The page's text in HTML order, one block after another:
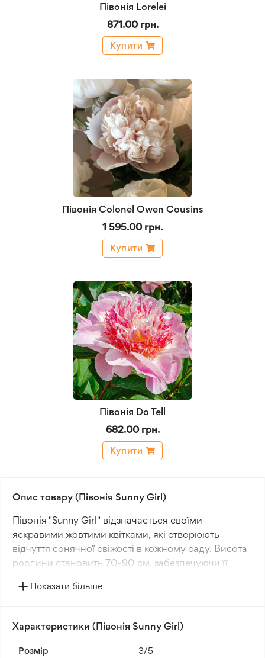
Півонія Lorelei
871.00 грн.
Купити
Півонія Colonel Owen Cousins
1 595.00 грн.
Купити
Півонія Do Tell
682.00 грн.
Купити
Опис товару (Півонія Sunny Girl)
Півонія "Sunny Girl" відзначається своїми
яскравими жовтими квітками, які створюють
відчуття сонячної свіжості в кожному саду. Висота
рослини становить 70-90 см, забезпечуючи її
Квіти цієї півонії мають розмір 15-20 см, роблячи їх
Ця півонія починає цвісти весною, привносячи в
сад живий та яскравий колір, який тримається
Показати більше
Характеристики (Півонія Sunny Girl)
Розмір
3/5